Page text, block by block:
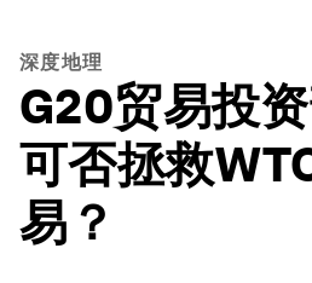
深度地理
G20贸易投
可否拯救
易？